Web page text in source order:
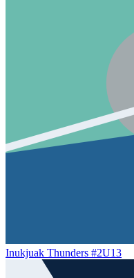
Inukjuak Thunders #2U13